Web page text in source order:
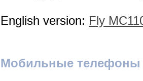
English version: Fly
Мобильные телефоны